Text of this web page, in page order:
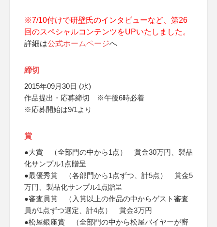
※7/10付けで研壁氏のインタビューなど、第26
回のスペシャルコンテンツをUPいたしました。
詳細は公式ホームページへ
締切
2015年09月30日 (水)
作品提出・応募締切 ※午後6時必着
※応募開始は9/1より
賞
●大賞 （全部門の中から1点） 賞金30万円、製品
化サンプル1点贈呈
●最優秀賞 （各部門から1点ずつ、計5点） 賞金5
万円、製品化サンプル1点贈呈
●審査員賞 （入賞以上の作品の中からゲスト審査
員が1点ずつ選定、計4点） 賞金3万円
●松屋銀座賞 （全部門の中から松屋バイヤーが審